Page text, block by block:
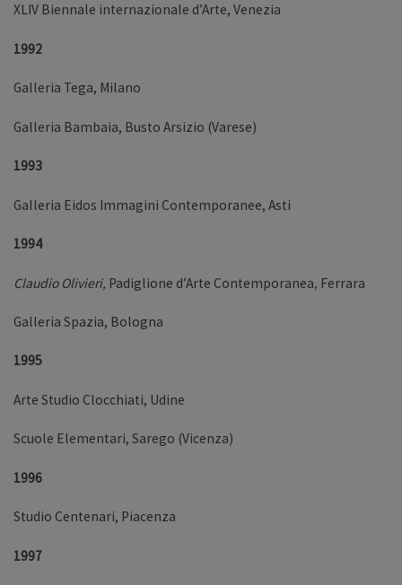
XLIV Biennale internazionale d’Arte, Venezia
1992
Galleria Tega, Milano
Galleria Bambaia, Busto Arsizio (Varese)
1993
Galleria Eidos Immagini Contemporanee, Asti
1994
Claudio Olivieri, Padiglione d’Arte Contemporanea, Ferrara
Galleria Spazia, Bologna
1995
Arte Studio Clocchiati, Udine
Scuole Elementari, Sarego (Vicenza)
1996
Studio Centenari, Piacenza
1997